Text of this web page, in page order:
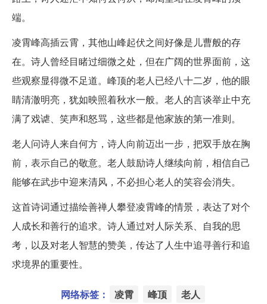
端。
凌霄峰高插云霄，其他山峰起伏之间好像是儿曹般的存
在。诗人曾经目睹过细微之处，但在广阔的世界面前，这
些观察显得微不足道。峰顶的老人已经八十二岁，他的眼
睛清澈明亮，犹如映照着秋水一般。老人的言谈举止中充
满了戏谑、笑声和怒骂，这些都是他家族的第一准则。
老人问诗人来自何方，诗人向前迈出一步，把双手放在胸
前，表示自己的敬意。老人鼓励诗人继续向前，相信自己
能够在武步中迎来清风，不必担心老人的笑容会消失。
这首诗词通过描绘善禅人攀登凌霄峰的情景，表达了对个
人成长和善行的追求。诗人通过对人际关系、自我的思
考，以及对老人智慧的赞美，传达了人生中追寻善行和追
求境界的重要性。
网络标签： 凌霄 峰顶 老人